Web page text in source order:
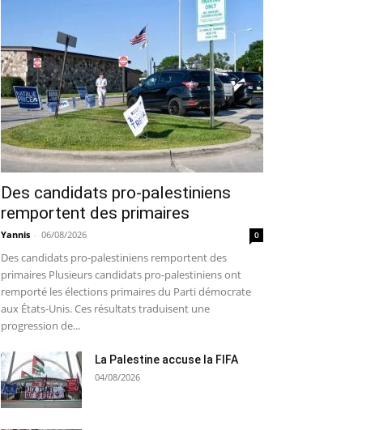
Des candidats pro-palestiniens
remportent des primaires
Yannis - 06/08/2026 0
Des candidats pro-palestiniens remportent des
primaires Plusieurs candidats pro-palestiniens ont
remporté les élections primaires du Parti démocrate
aux États-Unis. Ces résultats traduisent une
progression de...
La Palestine accuse la FIFA
04/08/2026